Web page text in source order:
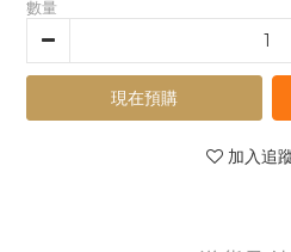
數量
現在預購
加入追